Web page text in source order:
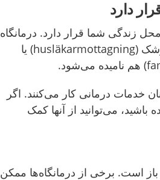
دارد
زندگی شما قرار دارد. درمانگاه
همچنین مرکز درمانی(hälsocentral) ، مطب پزشک (husläkarmottagning) یا
خدمات درمانی کار می‌کنند. اگر
باشید، می‌توانید از آنها کمک
است. برخی از درمانگاه‌ها ممکن